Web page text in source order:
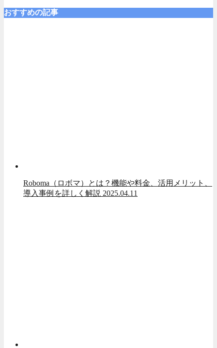
おすすめの記事
Roboma（ロボマ）とは？機能や料金、活用メリット、
導入事例を詳しく解説 2025.04.11